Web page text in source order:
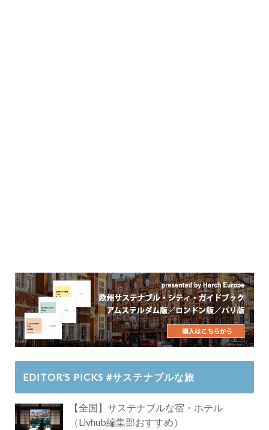
EDITOR’S PICKS #サステナブルな旅
【全国】サステナブルな宿・ホテル
（Livhub編集部おすすめ）